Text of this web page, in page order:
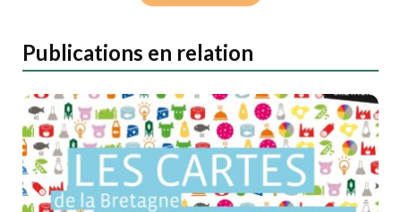
Publications en relation